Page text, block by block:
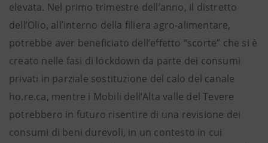
elevata. Nel primo trimestre dell’anno, il distretto
dell’Olio, all’interno della filiera agro-alimentare,
potrebbe aver beneficiato dell’effetto “scorte” che si è
creato nelle fasi di lockdown da parte dei consumi
privati in parziale sostituzione del calo del canale
ho.re.ca, mentre i Mobili dell’Alta valle del Tevere
potrebbero in futuro risentire di una revisione dei
consumi di beni durevoli, in un contesto in cui